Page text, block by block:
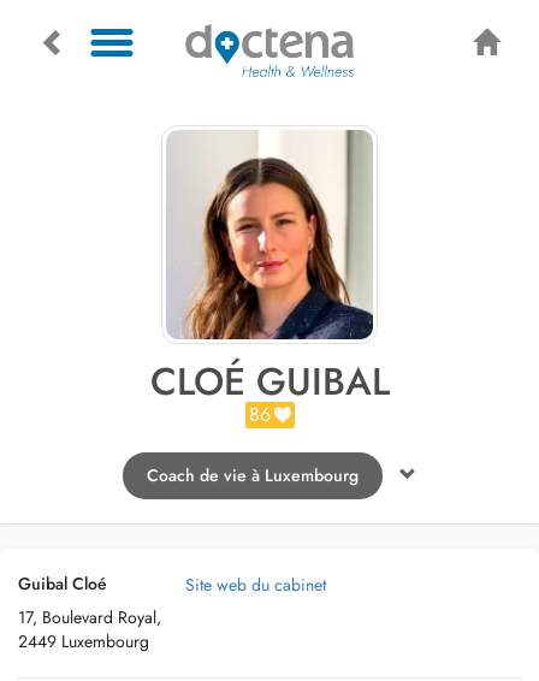
CLOÉ GUIBAL
86
Coach de vie à Luxembourg
Guibal Cloé
17, Boulevard Royal,
2449 Luxembourg
Site web du cabinet